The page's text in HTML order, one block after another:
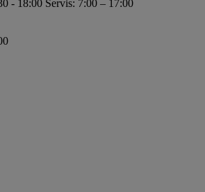
- 18:00 Servis: 7:00 – 17:00